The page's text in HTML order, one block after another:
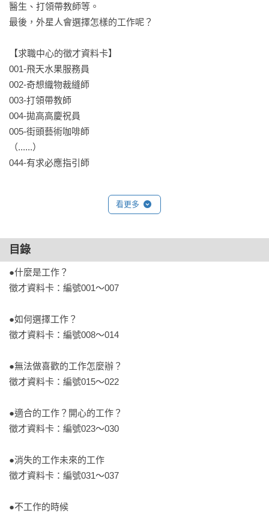
醫生、打領帶教師等。
最後，外星人會選擇怎樣的工作呢？
【求職中心的徵才資料卡】
001-飛天水果服務員
002-奇想織物裁縫師
003-打領帶教師
004-拋高高慶祝員
005-街頭藝術咖啡師
（......）
044-有求必應指引師
讀書讀得頭很痛，沒有動力的學生。
對工作失去熱情，想找回初心的上班族。
想換工作，但不確定方向的人。
想幫助孩子認識各種職業的父母。
希望用有趣方式引導學生思考的老師。
喜歡天馬行空、胡思亂想的人。
有創意，喜歡畫畫的人。
（……）總之，無論你是什麼人，都需要看一下！
所謂成熟的大人，無論從事怎樣的工作，都能夠用自己的方法
找到快樂！
我還沒找到想做的工作耶……就算沒找到也沒關係喔！最重要
的是「開始」。
如果累了怎麼辦？那就休息啊！
看更多
目錄
●什麼是工作？
徵才資料卡：編號001～007
●如何選擇工作？
徵才資料卡：編號008～014
●無法做喜歡的工作怎麼辦？
徵才資料卡：編號015～022
●適合的工作？開心的工作？
徵才資料卡：編號023～030
●消失的工作未來的工作
徵才資料卡：編號031～037
●不工作的時候